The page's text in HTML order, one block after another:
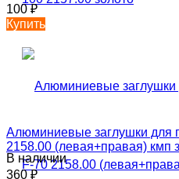
100₽
Купить
Алюминиевые заглушки для
2158.00 (левая+правая) кмп
В наличии
360₽